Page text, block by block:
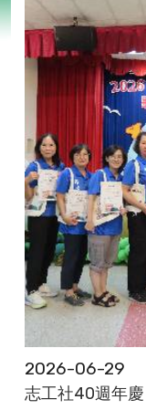
2026-06-29
志工社40週年慶